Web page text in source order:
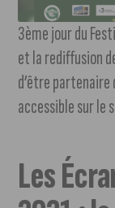
3ème jour du
et la rediffusion
d’être
accessible sur le
Les